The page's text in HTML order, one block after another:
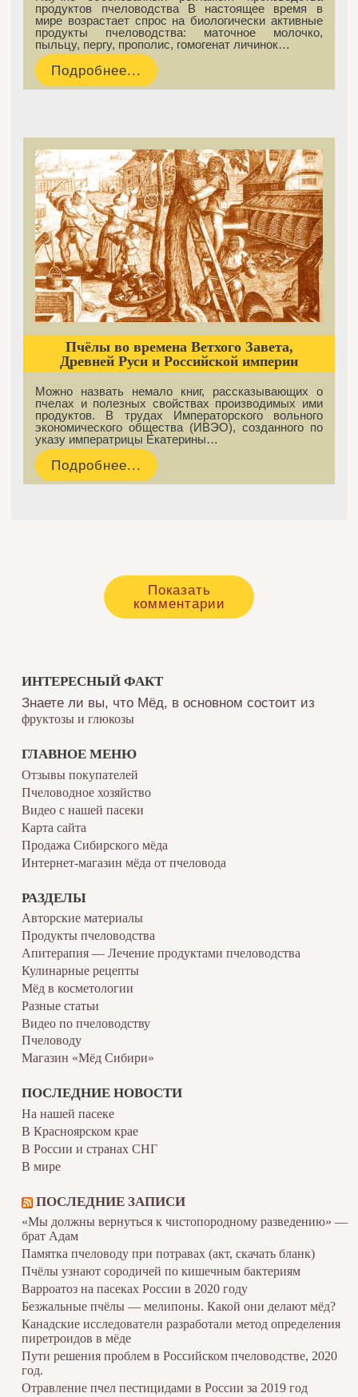
продуктов пчеловодства В настоящее время в
мире возрастает спрос на биологически активные
продукты пчеловодства: маточное молочко,
пыльцу, пергу, прополис, гомогенат личинок…
Подробнее...
Пчёлы во времена Ветхого Завета,
Древней Руси и Российской империи
Можно назвать немало книг, рассказывающих о
пчелах и полезных свойствах производимых ими
продуктов. В трудах Императорского вольного
экономического общества (ИВЭО), созданного по
указу императрицы Екатерины…
Подробнее...
Показать
комментарии
ИНТЕРЕСНЫЙ ФАКТ
Знаете ли вы, что Мёд, в основном состоит из
фруктозы и глюкозы
ГЛАВНОЕ МЕНЮ
Отзывы покупателей
Пчеловодное хозяйство
Видео с нашей пасеки
Карта сайта
Продажа Сибирского мёда
Интернет-магазин мёда от пчеловода
РАЗДЕЛЫ
Авторские материалы
Продукты пчеловодства
Апитерапия — Лечение продуктами пчеловодства
Кулинарные рецепты
Мёд в косметологии
Разные статьи
Видео по пчеловодству
Пчеловоду
Магазин «Мёд Сибири»
ПОСЛЕДНИЕ НОВОСТИ
На нашей пасеке
В Красноярском крае
В России и странах СНГ
В мире
ПОСЛЕДНИЕ ЗАПИСИ
«Мы должны вернуться к чистопородному разведению» —
брат Адам
Памятка пчеловоду при потравах (акт, скачать бланк)
Пчёлы узнают сородичей по кишечным бактериям
Варроатоз на пасеках России в 2020 году
Безжальные пчёлы — мелипоны. Какой они делают мёд?
Канадские исследователи разработали метод определения
пиретроидов в мёде
Пути решения проблем в Российском пчеловодстве, 2020
год.
Отравление пчел пестицидами в России за 2019 год